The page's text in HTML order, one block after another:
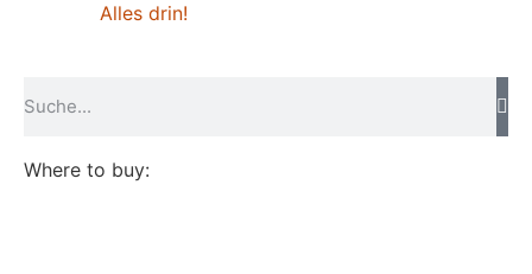
Alles drin!
Where to buy: